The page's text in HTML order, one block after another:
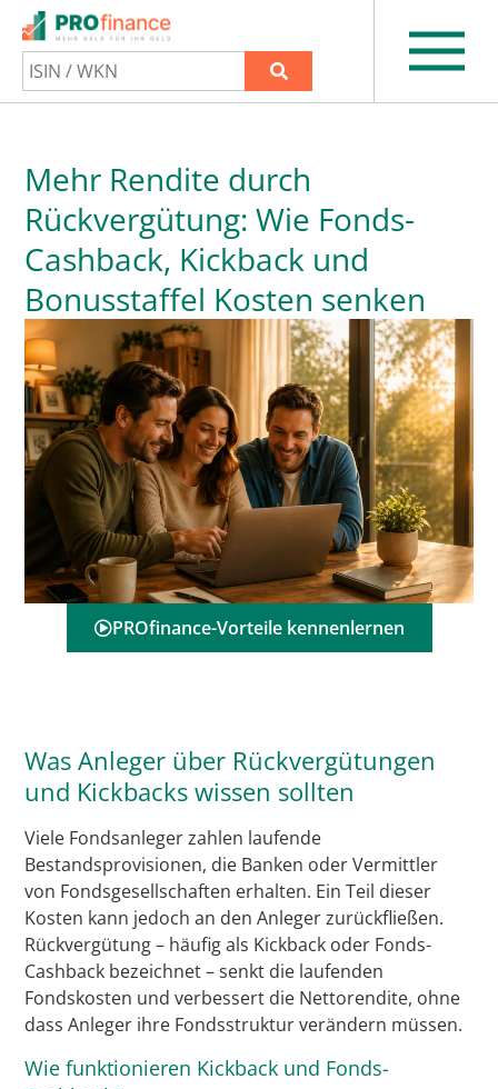
Mehr Rendite durch
Rückvergütung: Wie Fonds-
Cashback, Kickback und
Bonusstaffel Kosten senken
PROfinance-Vorteile kennenlernen
Was Anleger über Rückvergütungen
und Kickbacks wissen sollten
Viele Fondsanleger zahlen laufende
Bestandsprovisionen, die Banken oder Vermittler
von Fondsgesellschaften erhalten. Ein Teil dieser
Kosten kann jedoch an den Anleger zurückfließen.
Rückvergütung – häufig als Kickback oder Fonds-
Cashback bezeichnet – senkt die laufenden
Fondskosten und verbessert die Nettorendite, ohne
dass Anleger ihre Fondsstruktur verändern müssen.
Wie funktionieren Kickback und Fonds-